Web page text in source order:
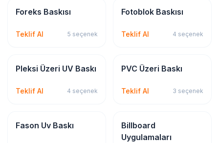
Dijital & Geniş Format
Foreks Baskısı
Teklif Al 5 seçenek
Dijital & Geniş Format
Fotoblok Baskısı
Teklif Al 4 seçenek
Dijital & Geniş Format
Pleksi Üzeri UV Baskı
Teklif Al 4 seçenek
Dijital & Geniş Format
PVC Üzeri Baskı
Teklif Al 3 seçenek
Dijital & Geniş Format
Fason Uv Baskı Tabela & Reklam
Billboard
Uygulamaları